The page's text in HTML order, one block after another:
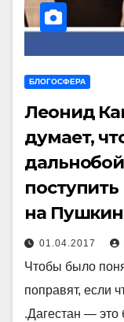
БЛОГОСФЕРА
Леонид
думает,
на
01.04.2017
Чтобы было
поправят, если
.Дагестан — это